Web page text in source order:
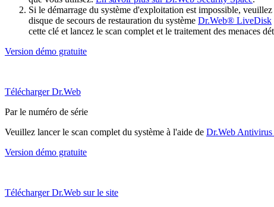
Si le démarrage du système d'exploitation est impossible,
disque de secours de restauration du système Dr.Web® LiveDisk
cette clé et lancez le scan complet et le traitement des menaces
Version démo gratuite
Télécharger Dr.Web
Par le numéro de série
Veuillez lancer le scan complet du système à l'aide de Dr.Web
Version démo gratuite
Télécharger Dr.Web sur le site